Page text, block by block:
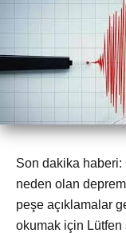
Son dakika haberi:
neden olan
peşe açıklamalar
okumak için Lütfen